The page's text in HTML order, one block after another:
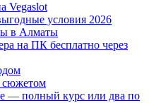
Vegaslot
условия 2026
в Алматы
на ПК бесплатно через
сюжетом
— полный курс или два по